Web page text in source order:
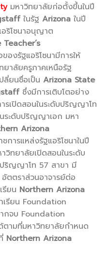
มหาวิทยาลัยก่อตั้งขึ้นในปี
ในรัฐ Arizona ในปี
ริโซนาอนุญาต
องรัฐแอริโซนามีการให้
าลัยครูภาคเหนือรัฐ
ลี่ยนชื่อเป็น Arizona State
ซึ่งมีการเติบโตอย่าง
รเปิดสอนในระดับปริญญาโท
นระดับปริญญาเอก มหา
Arizona
การแหล่งรัฐแอริโซนาในปี
ทยาลัยเปิดสอนในระดับ
ริญญาโท 57 สาขา มี
ตราส่วนอาจารย์ต่อ
รียน Northern Arizona
เรียน Foundation
กจบ Foundation
ตามที่มหาวิทยาลัยกำหนด
Northern Arizona